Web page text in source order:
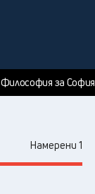
Философия за София
Намерени 1